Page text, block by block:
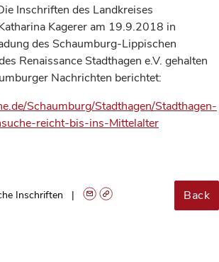
Inschriften des Landkreises
Kagerer am 19.9.2018 in
des Schaumburg-Lippischen
Renaissance Stadthagen e.V. gehalten
Nachrichten berichtet:
Schaumburg/Stadthagen/Stadthagen-
reicht-bis-ins-Mittelalter
Inschriften Back